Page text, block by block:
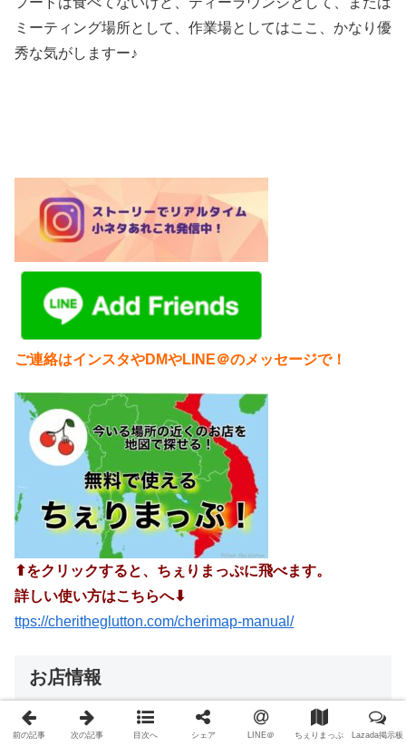
ミーティング場所として、作業場としてはここ、かなり優
秀な気がしますー♪
ご連絡はインスタやDMやLINE＠のメッセージで！
⬆︎をクリックすると、ちぇりまっぷに飛べます。
詳しい使い方はこちらへ⬇︎
ttps://cheritheglutton.com/cherimap-manual/
お店情報
Bamboo Chic in Le Meridian
前の記事 次の記事 目次へ シェア LINE＠ ちぇりまっぷ Lazada掲示板